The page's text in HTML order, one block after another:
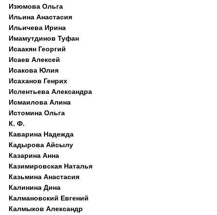
Изюмова Ольга
Ильина Анастасия
Ильичева Ирина
Имамутдинов Туфан
Исаакян Георгий
Исаев Алексей
Исакова Юлия
Исаханов Генрих
Ислентьева Александра
Исмаилова Алина
Истомина Ольга
К. Ф.
Каварина Надежда
Кадырова Айсылу
Казарина Анна
Казимировская Наталья
Казьмина Анастасия
Калинина Дина
Калмановский Евгений
Калмыков Александр